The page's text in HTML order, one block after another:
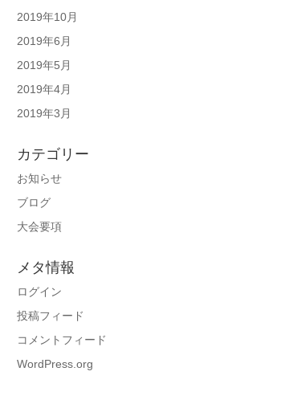
2019年10月
2019年6月
2019年5月
2019年4月
2019年3月
カテゴリー
お知らせ
ブログ
大会要項
メタ情報
ログイン
投稿フィード
コメントフィード
WordPress.org